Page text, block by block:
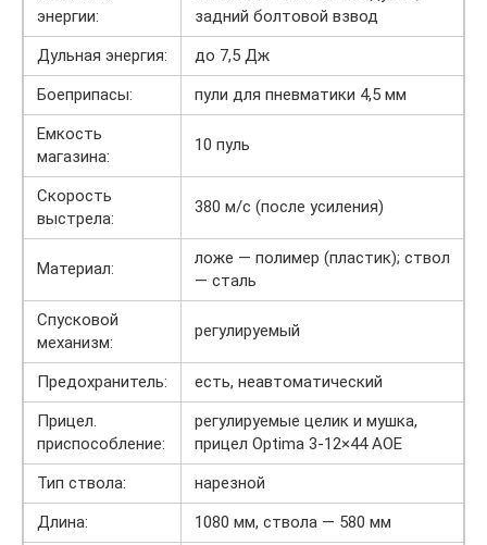
энергии:
задний болтовой взвод
Дульная энергия:
до 7,5 Дж
Боеприпасы:
пули для пневматики 4,5 мм
Емкость
магазина:
10 пуль
Скорость
выстрела:
380 м/с (после усиления)
Материал:
ложе — полимер (пластик); ствол
— сталь
Спусковой
механизм:
регулируемый
Предохранитель:
есть, неавтоматический
Прицел.
приспособление:
регулируемые целик и мушка,
прицел Optima 3-12×44 AOE
Тип ствола:
нарезной
Длина:
1080 мм, ствола — 580 мм